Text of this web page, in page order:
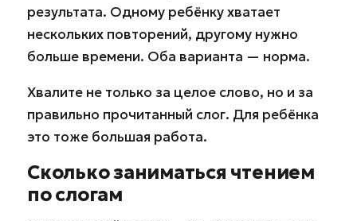
результата. Одному ребёнку хватает
нескольких повторений, другому нужно
больше времени. Оба варианта — норма.
Хвалите не только за целое слово, но и за
правильно прочитанный слог. Для ребёнка
это тоже большая работа.
Сколько заниматься чтением
по слогам